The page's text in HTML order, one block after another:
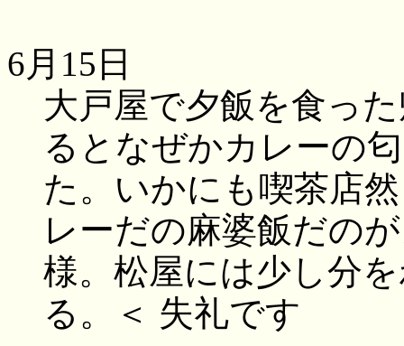
6月15日
大戸屋で夕飯を食っ
るとなぜかカレーの
た。いかにも喫茶店
レーだの麻婆飯だの
様。松屋には少し分
る。＜ 失礼です